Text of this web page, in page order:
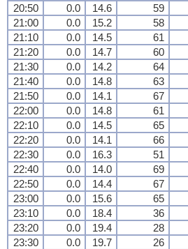
20:50
0.0 14.6 59
21:00
0.0 15.2 58
21:10
0.0 14.5 61
21:20
0.0 14.7 60
21:30
0.0 14.2 64
21:40
0.0 14.8 63
21:50
0.0 14.1 67
22:00
0.0 14.8 61
22:10
0.0 14.5 65
22:20
0.0 14.1 66
22:30
0.0 16.3 51
22:40
0.0 14.0 69
22:50
0.0 14.4 67
23:00
0.0 15.6 65
23:10
0.0 18.4 36
23:20
0.0 19.4 28
23:30
0.0 19.7 26